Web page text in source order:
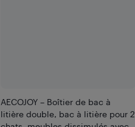
AECOJOY – Boîtier de bac à
litière double, bac à litière pour 2